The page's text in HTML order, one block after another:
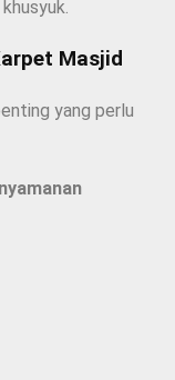
Masjid
yang perlu